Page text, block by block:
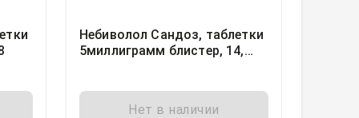
Небиволол Сандоз, таблетки
5миллиграмм блистер, 14,
Нет в наличии